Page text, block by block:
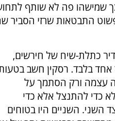
שמישהו פה לא שותף
התבטאות שרזי הסביר
כתלת-שיח של חירשים,
בלבד. רסקין חשב
עצמה ורק הסתמך על
כדי להתנצל אלא כדי
השניים היו בטוחים